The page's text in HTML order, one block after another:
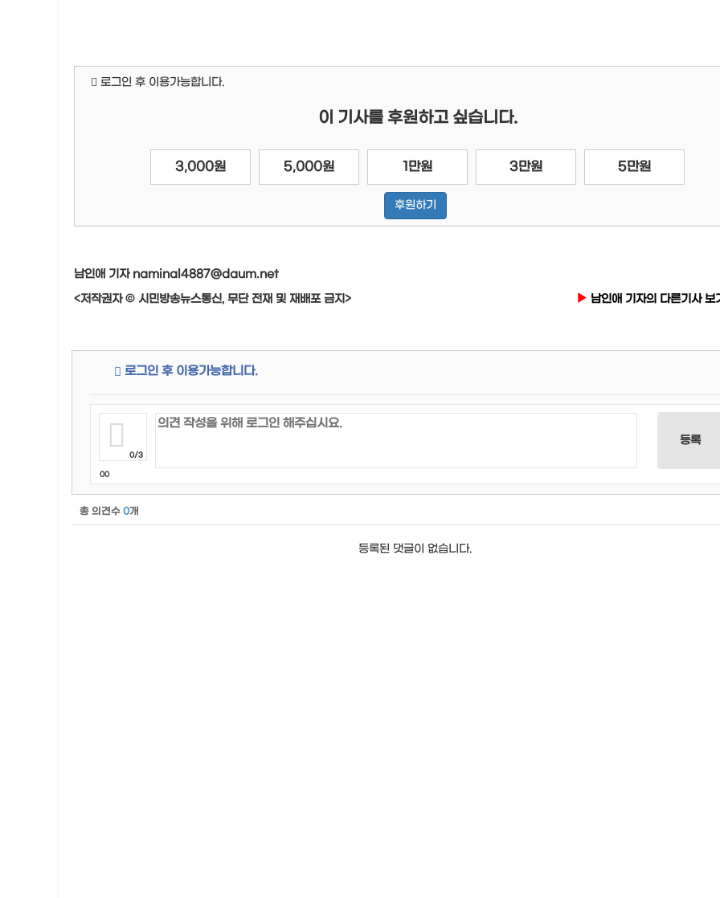
로그인 후 이용가능합니다.
이 기사를 후원하고 싶습니다.
3,000원 5,000원 1만원 3만원 5만원
후원하기
남인애 기자 naminal4887@daum.net
<저작권자 © 시민방송뉴스통신, 무단 전재 및 재배포 금지>
남인애 기자의 다른기사 보
로그인 후 이용가능합니다.
0/3
00
등록
총 의견수 0개
등록된 댓글이 없습니다.